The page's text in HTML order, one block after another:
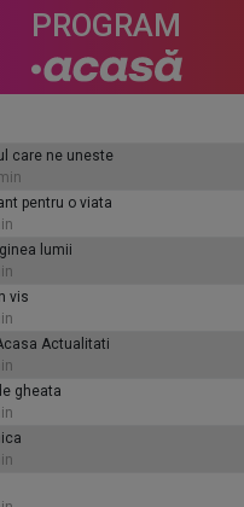
PROGRAM
care ne uneste
pentru o viata
lumii
vis
Actualitati
gheata